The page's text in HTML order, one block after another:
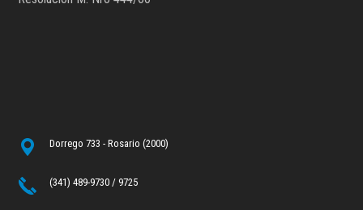
Dorrego 733 - Rosario (2000)
(341) 489-9730 / 9725